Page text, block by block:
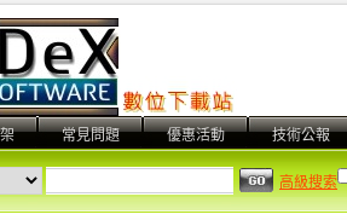
常見問題 優惠活動 技術公報
高級搜索